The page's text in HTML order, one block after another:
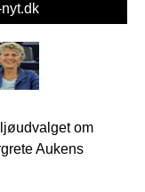
om
Aukens